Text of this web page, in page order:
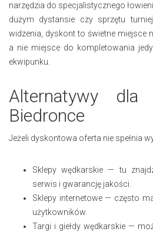
narzędzia do specjalistycznego
dużym dystansie czy sprzętu
widzenia, dyskont to świetne miejsce
a nie miejsce do kompletowania
ekwipunku.
Alternatywy
Biedronce
Jeżeli dyskontowa oferta nie spełnia
Sklepy wędkarskie — tu
serwis i gwarancję jakości.
Sklepy internetowe — często
użytkowników.
Targi i giełdy wędkarskie —